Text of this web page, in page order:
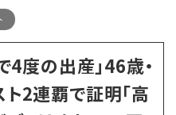
4度の出産」46歳・
2連覇で証明「高